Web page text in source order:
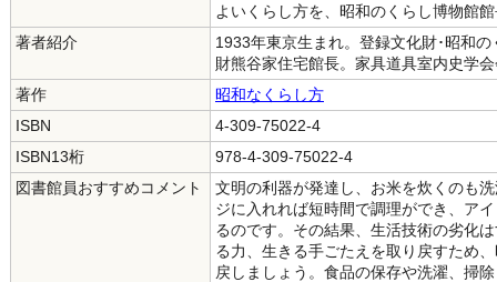
よいくらし方を、昭和のくらし博物館
著者紹介
1933年東京生まれ。登録文化財･昭和
財熊谷家住宅館長。家具道具室内史学
著作
昭和なくらし方
ISBN
4-309-75022-4
ISBN13桁
978-4-309-75022-4
図書館員おすすめコメント
文明の利器が発達し、お米を炊くのも
ジに入れれば短時間で調理ができ、ア
るのです。その結果、生活技術の劣化
る力、生きる手ごたえを取り戻すため
戻しましょう。食品の保存や洗濯、掃